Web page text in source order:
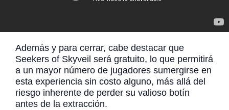
Además y para cerrar, cabe destacar que
Seekers of Skyveil será gratuito, lo que permitirá
a un mayor número de jugadores sumergirse en
esta experiencia sin costo alguno, más allá del
riesgo inherente de perder su valioso botín
antes de la extracción.